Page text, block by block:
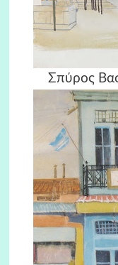
Σπύρος